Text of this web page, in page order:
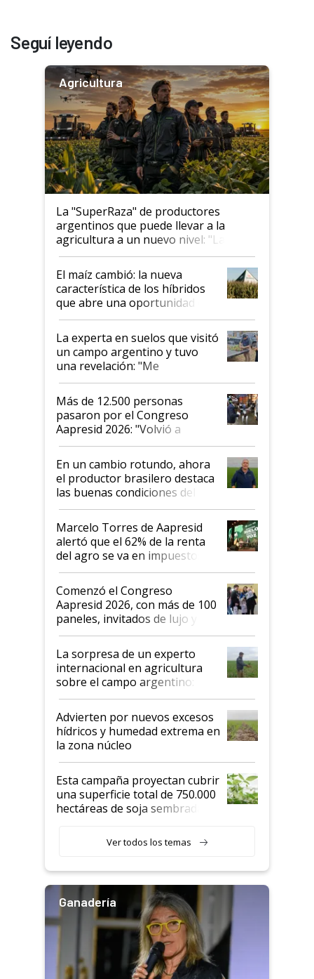
Seguí leyendo
Agricultura
La "SuperRaza" de productores
argentinos que puede llevar a la
agricultura a un nuevo nivel: "Las
posibilidades de crecimiento son
infinitas"
El maíz cambió: la nueva
característica de los híbridos
que abre una oportunidad en
el lote
La experta en suelos que visitó
un campo argentino y tuvo
una revelación: "Me
impresionó mucho"
Más de 12.500 personas
pasaron por el Congreso
Aapresid 2026: "Volvió a
demostrar que hablar del
suelo es hablar de todo el
sistema productivo"
En un cambio rotundo, ahora
el productor brasilero destaca
las buenas condiciones del
agro argentino para invertir:
"Los veo más motivados"
Marcelo Torres de Aapresid
alertó que el 62% de la renta
del agro se va en impuestos:
"No es bueno que en
Argentina se sigan discutiendo
las mismas cosas de hace 50
años"
Comenzó el Congreso
Aapresid 2026, con más de 100
paneles, invitados de lujo y
todas las tendencias
La sorpresa de un experto
internacional en agricultura
sobre el campo argentino:
"Estoy muy impresionado"
Advierten por nuevos excesos
hídricos y humedad extrema en
la zona núcleo
Esta campaña proyectan cubrir
una superficie total de 750.000
hectáreas de soja sembradas
variedades que marcan un
salto tecnológico en genética y
Ver todos los temas
Ganadería